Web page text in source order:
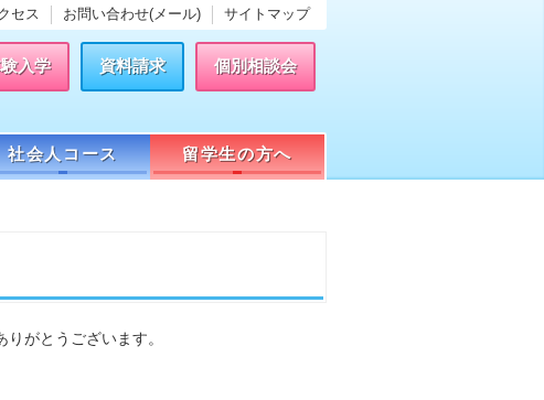
セス お問い合わせ(メール) サイトマップ
入学 資料請求 個別相談会
社会人コース 留学生の方へ
がとうございます。